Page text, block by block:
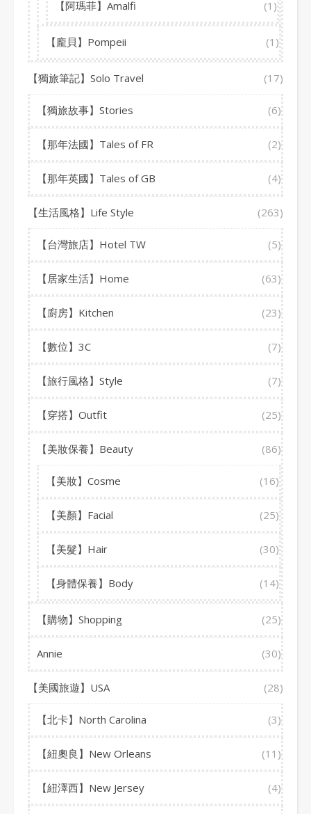
【阿瑪菲】Amalfi (1)
【龐貝】Pompeii (1)
【獨旅筆記】Solo Travel (17)
【獨旅故事】Stories (6)
【那年法國】Tales of FR (2)
【那年英國】Tales of GB (4)
【生活風格】Life Style (263)
【台灣旅店】Hotel TW (5)
【居家生活】Home (63)
【廚房】Kitchen (23)
【數位】3C (7)
【旅行風格】Style (7)
【穿搭】Outfit (25)
【美妝保養】Beauty (86)
【美妝】Cosme (16)
【美顏】Facial (25)
【美髮】Hair (30)
【身體保養】Body (14)
【購物】Shopping (25)
Annie (30)
【美國旅遊】USA (28)
【北卡】North Carolina (3)
【紐奧良】New Orleans (11)
【紐澤西】New Jersey (4)